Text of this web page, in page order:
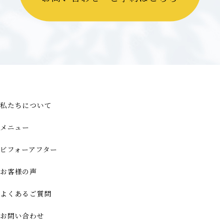
私たちについて
メニュー
ビフォーアフター
お客様の声
よくあるご質問
お問い合わせ